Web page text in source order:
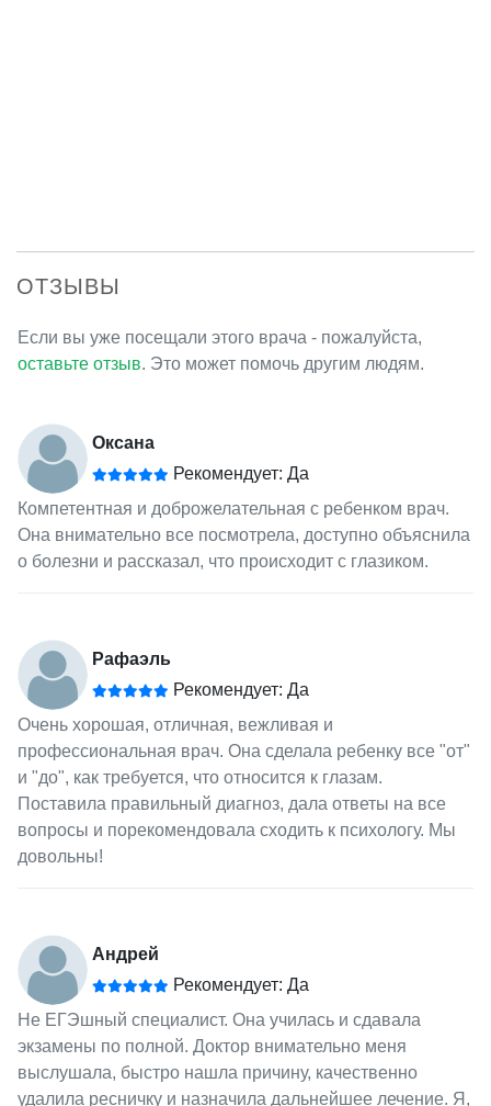
ОТЗЫВЫ
Если вы уже посещали этого врача - пожалуйста,
оставьте отзыв. Это может помочь другим людям.
Оксана
Рекомендует: Да
Компетентная и доброжелательная с ребенком врач.
Она внимательно все посмотрела, доступно объяснила
о болезни и рассказал, что происходит с глазиком.
Рафаэль
Рекомендует: Да
Очень хорошая, отличная, вежливая и
профессиональная врач. Она сделала ребенку все "от"
и "до", как требуется, что относится к глазам.
Поставила правильный диагноз, дала ответы на все
вопросы и порекомендовала сходить к психологу. Мы
довольны!
Андрей
Рекомендует: Да
Не ЕГЭшный специалист. Она училась и сдавала
экзамены по полной. Доктор внимательно меня
выслушала, быстро нашла причину, качественно
удалила ресничку и назначила дальнейшее лечение. Я,